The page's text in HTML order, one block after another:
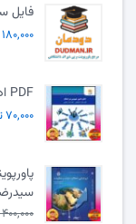
فایل
۱۸۰,۰۰۰ تومان
PDF اداره امور عمومی در اسلام-خدابخش
۷۰,۰۰۰ تومان
۴۰۰,۰۰۰ تومان